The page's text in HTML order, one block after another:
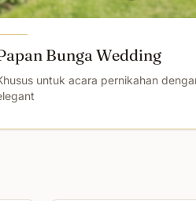
Bunga Wedding
untuk acara pernikahan